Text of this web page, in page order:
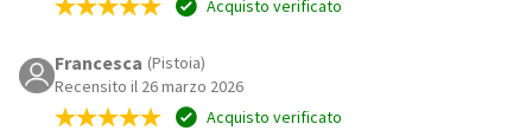
Acquisto verificato
Francesca (Pistoia)
Recensito il 26 marzo 2026
Acquisto verificato